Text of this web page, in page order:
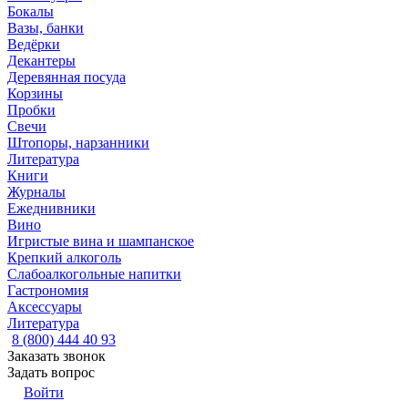
Бокалы
Вазы, банки
Ведёрки
Декантеры
Деревянная посуда
Корзины
Пробки
Свечи
Штопоры, нарзанники
Литература
Книги
Журналы
Ежеднивники
Вино
Игристые вина и шампанское
Крепкий алкоголь
Слабоалкогольные напитки
Гастрономия
Аксессуары
Литература
8 (800) 444 40 93
Заказать звонок
Задать вопрос
Войти